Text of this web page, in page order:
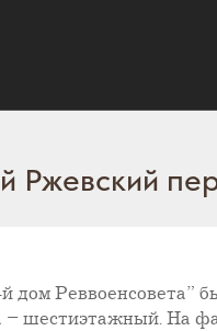
дом Реввоенсовета”
шестиэтажный. На